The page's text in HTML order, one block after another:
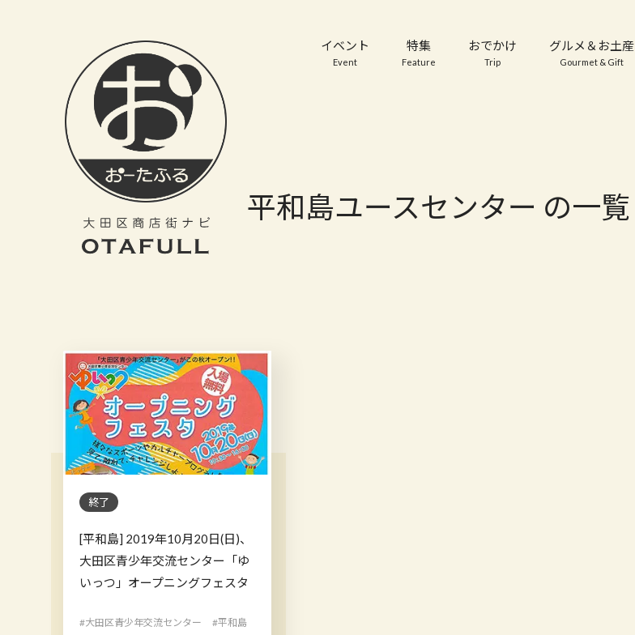
イベント
Event
特集
Feature
おでかけ
Trip
グルメ＆お土産
Gourmet & Gift
平和島ユースセンター の一覧
終了
[平和島] 2019年10月20日(日)、
大田区青少年交流センター「ゆ
いっつ」オープニングフェスタ
#大田区青少年交流センター
#平和島